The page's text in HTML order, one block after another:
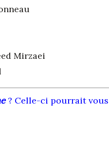
Mirzaei
? Celle-ci pourrait